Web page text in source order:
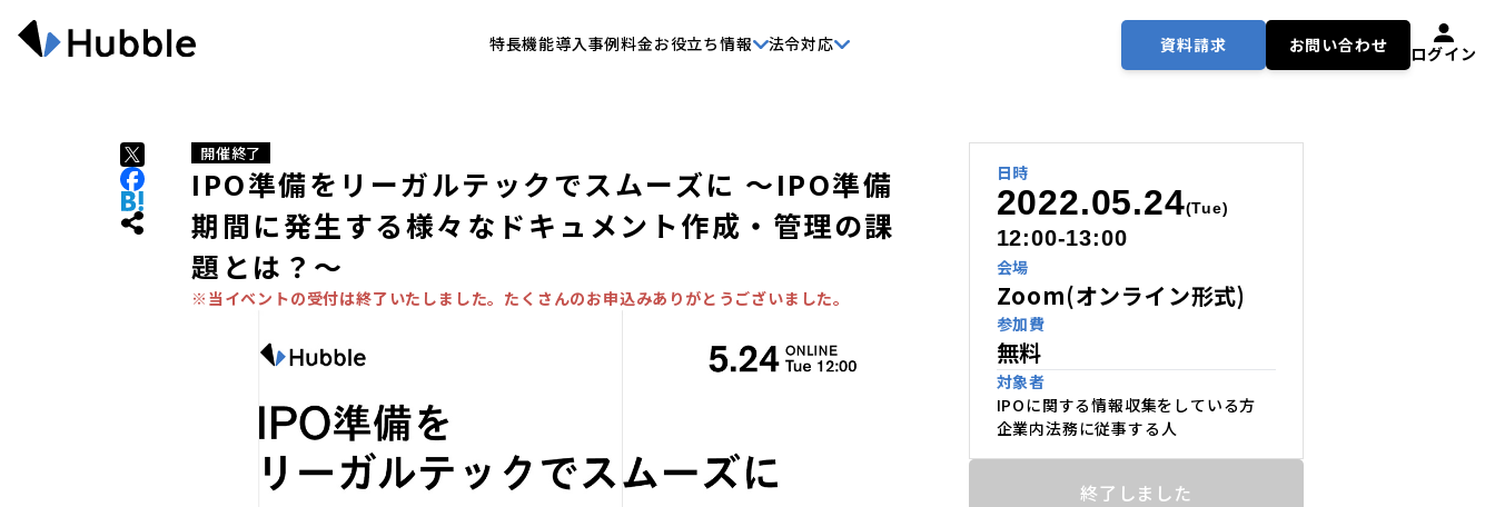
特長機能導入事例料金お役立ち情報 法令対応 資料請求 お問い合わせ ログイン
開催終了
IPO準備をリーガルテックでスムーズに ～IPO準備
期間に発生する様々なドキュメント作成・管理の課
題とは？～
※当イベントの受付は終了いたしました。たくさんのお申込みありがとうございました。
日時
2022.05.24(Tue)
12:00-13:00
会場
Zoom(オンライン形式)
参加費
無料
対象者
IPOに関する情報収集をしている方
企業内法務に従事する人
終了しました